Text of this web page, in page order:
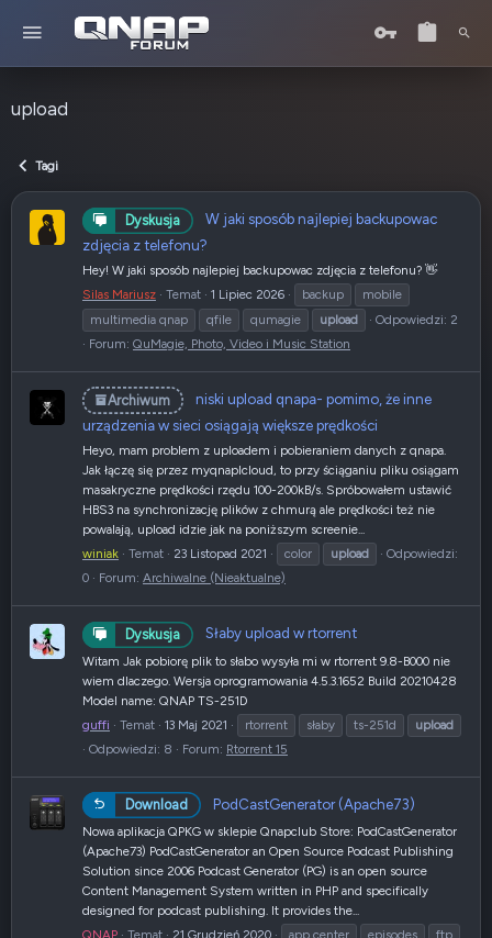
upload
Tagi
Dyskusja
W jaki sposób najlepiej backupowac
zdjęcia z telefonu?
Hey! W jaki sposób najlepiej backupowac zdjęcia z telefonu? 👋
Silas Mariusz
Temat 1 Lipiec 2026 backup
mobile
multimedia qnap
qfile qumagie upload
Odpowiedzi: 2
Forum: QuMagie, Photo, Video i Music Station
Archiwum
niski upload qnapa- pomimo, że inne
urządzenia w sieci osiągają większe prędkości
Heyo, mam problem z uploadem i pobieraniem danych z qnapa.
Jak łączę się przez myqnaplcloud, to przy ściąganiu pliku osiągam
masakryczne prędkości rzędu 100-200kB/s. Spróbowałem ustawić
HBS3 na synchronizację plików z chmurą ale prędkości też nie
powalają, upload idzie jak na poniższym screenie...
winiak
Temat 23 Listopad 2021 color upload
Odpowiedzi:
0
Forum: Archiwalne (Nieaktualne)
Dyskusja Słaby upload w rtorrent
Witam Jak pobiorę plik to słabo wysyła mi w rtorrent 9.8-B000 nie
wiem dlaczego. Wersja oprogramowania 4.5.3.1652 Build 20210428
Model name: QNAP TS-251D
guffi
Temat 13 Maj 2021 rtorrent słaby ts-251d
upload
Odpowiedzi: 8
Forum: Rtorrent 15
Download PodCastGenerator (Apache73)
Nowa aplikacja QPKG w sklepie Qnapclub Store: PodCastGenerator
(Apache73) PodCastGenerator an Open Source Podcast Publishing
Solution since 2006 Podcast Generator (PG) is an open source
Content Management System written in PHP and specifically
designed for podcast publishing. It provides the...
QNAP
Temat 21 Grudzień 2020 app center episodes
ftp